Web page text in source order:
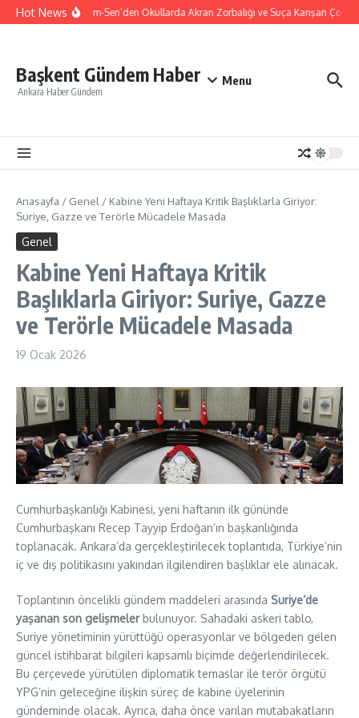
İçeriğe atla
Hot NewsTürk Eğitim-Sen’den Okullarda Akran Zorbalığı ve Suça Karışan
Başkent Gündem Haber
Ankara Haber Gündem
Menu
Anasayfa / Genel / Kabine Yeni Haftaya Kritik Başlıklarla Giriyor:
Suriye, Gazze ve Terörle Mücadele Masada
Genel
Kabine Yeni Haftaya Kritik
Başlıklarla Giriyor: Suriye, Gazze
ve Terörle Mücadele Masada
19 Ocak 2026
Cumhurbaşkanlığı Kabinesi, yeni haftanın ilk gününde
Cumhurbaşkanı Recep Tayyip Erdoğan’ın başkanlığında
toplanacak. Ankara’da gerçekleştirilecek toplantıda, Türkiye’nin
iç ve dış politikasını yakından ilgilendiren başlıklar ele alınacak.
Toplantının öncelikli gündem maddeleri arasında Suriye’de
yaşanan son gelişmelerbulunuyor. Sahadaki askeri tablo,
Suriye yönetiminin yürüttüğü operasyonlar ve bölgeden gelen
güncel istihbarat bilgileri kapsamlı biçimde değerlendirilecek.
Bu çerçevede yürütülen diplomatik temaslar ile terör örgütü
YPG’nin geleceğine ilişkin süreç de kabine üyelerinin
gündeminde olacak. Ayrıca, daha önce varılan mutabakatların